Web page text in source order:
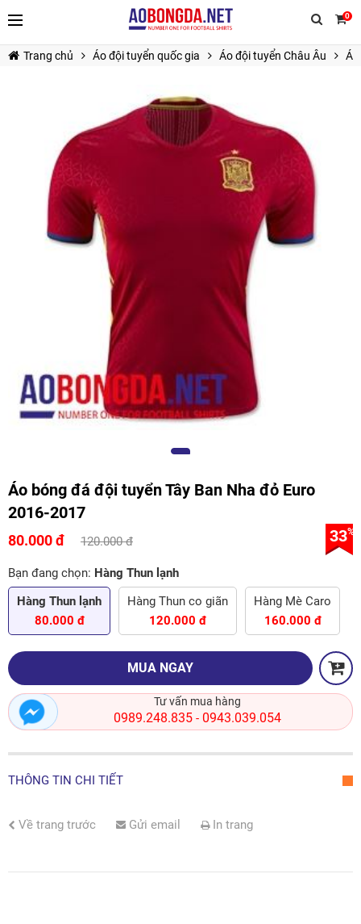
0
TIẾP TỤC MUA HÀNG
Trang chủ Áo đội tuyển quốc gia Áo đội tuyển Châu Âu
Áo bóng đá đội tuyển Tây Ban Nha đỏ Euro
2016-2017
80.000 đ 120.000 đ 33%
Bạn đang chọn: Hàng Thun lạnh
Hàng Thun lạnh
80.000 đ
Hàng Thun co giãn
120.000 đ
Hàng Mè Caro
160.000 đ
MUA NGAY
Tư vấn mua hàng
0989.248.835- 0943.039.054
THÔNG TIN CHI TIẾT
Về trang trước Gửi email In trang